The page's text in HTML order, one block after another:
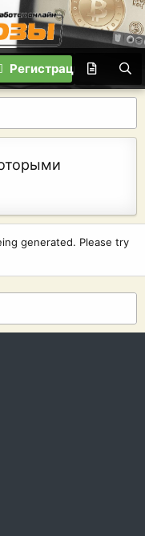
Регистрация
generated. Please try